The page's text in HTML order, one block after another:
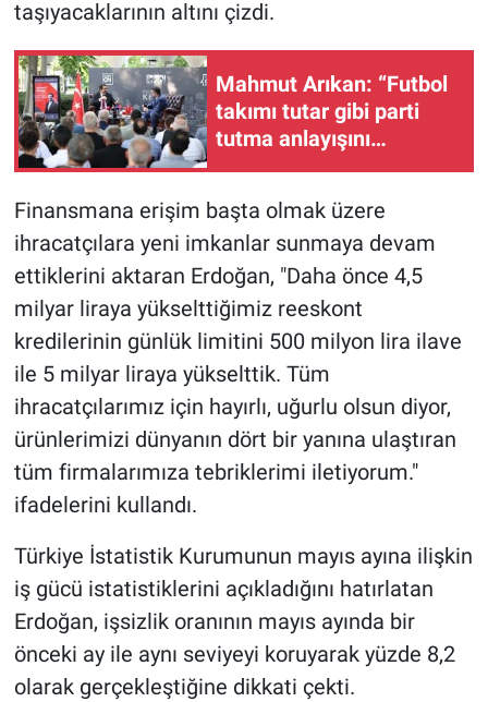
taşıyacaklarının altını çizdi.
Mahmut Arıkan: “Futbol
takımı tutar gibi parti
tutma anlayışını
değiştirmeliyiz”
Finansmana erişim başta olmak üzere
ihracatçılara yeni imkanlar sunmaya devam
ettiklerini aktaran Erdoğan, "Daha önce 4,5
milyar liraya yükselttiğimiz reeskont
kredilerinin günlük limitini 500 milyon lira ilave
ile 5 milyar liraya yükselttik. Tüm
ihracatçılarımız için hayırlı, uğurlu olsun diyor,
ürünlerimizi dünyanın dört bir yanına ulaştıran
tüm firmalarımıza tebriklerimi iletiyorum."
ifadelerini kullandı.
Türkiye İstatistik Kurumunun mayıs ayına ilişkin
iş gücü istatistiklerini açıkladığını hatırlatan
Erdoğan, işsizlik oranının mayıs ayında bir
önceki ay ile aynı seviyeyi koruyarak yüzde 8,2
olarak gerçekleştiğine dikkati çekti.